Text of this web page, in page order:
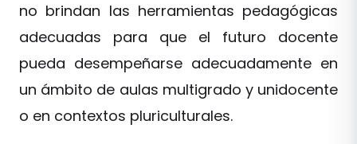
no brindan las herramientas pedagógicas
adecuadas para que el futuro docente
pueda desempeñarse adecuadamente en
un ámbito de aulas multigrado y unidocente
o en contextos pluriculturales.